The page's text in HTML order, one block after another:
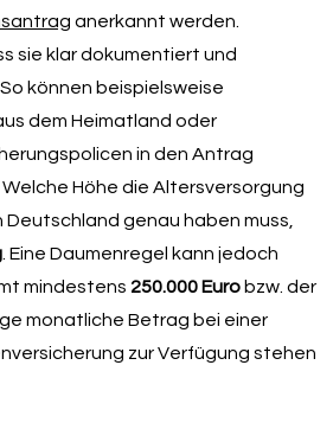
anerkannt werden.
sie klar dokumentiert und
können beispielsweise
dem Heimatland oder
in den Antrag
Höhe die Altersversorgung
Deutschland genau haben muss,
. Eine Daumenregel kann jedoch
mindestens 250.000 Euro bzw. der
monatliche Betrag bei einer
zur Verfügung stehen